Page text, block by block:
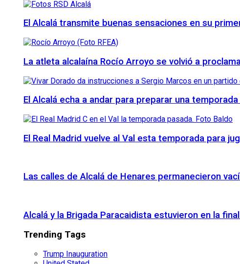
El Alcalá transmite buenas sensaciones en su
La atleta alcalaína Rocío Arroyo se volvió a
El Alcalá echa a andar para preparar una
El Real Madrid vuelve al Val esta temporada para
Las calles de Alcalá de Henares permanecieron
Alcalá y la Brigada Paracaidista estuvieron en la
Trending Tags
Trump Inauguration